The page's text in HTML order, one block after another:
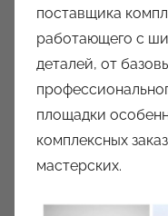
поставщика
работающего с
деталей, от
площадки
комплексных
мастерских.